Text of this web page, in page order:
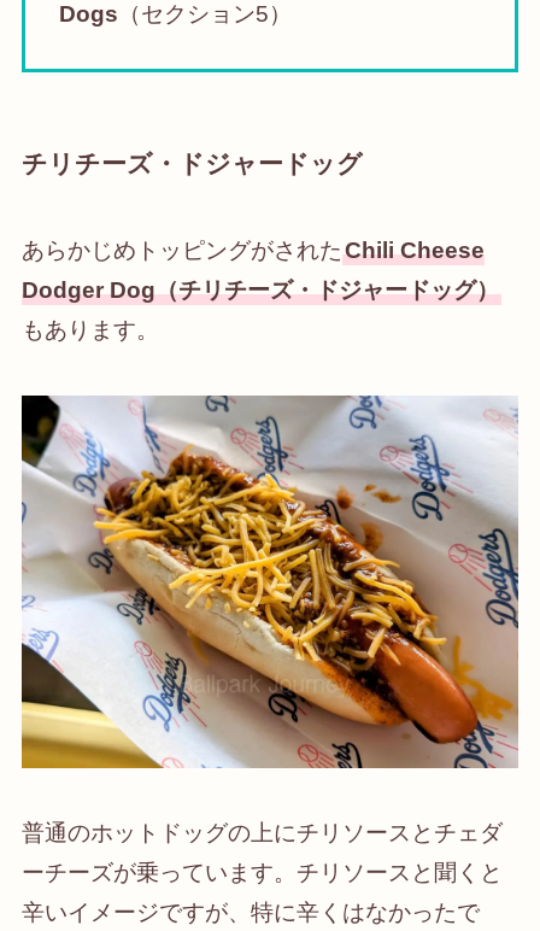
Dogs （セクション5）
チリチーズ・ドジャードッグ
あらかじめトッピングがされたChili Cheese
Dodger Dog（チリチーズ・ドジャードッグ）
もあります。
普通のホットドッグの上にチリソースとチェダ
ーチーズが乗っています。チリソースと聞くと
辛いイメージですが、特に辛くはなかったで